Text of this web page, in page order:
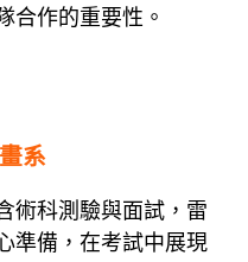
合作的重要性。
系
術科測驗與面試，雷
準備，在考試中展現